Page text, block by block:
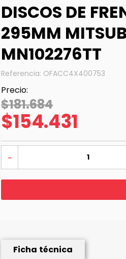
DISCOS DE
295MM
MN102276TT
Referencia: OFACC4X400753
$181.684
$154.431
－
Ficha técnica